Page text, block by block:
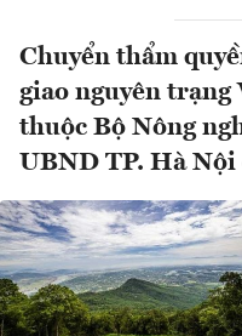
Chuyển thẩm
giao nguyên trạng
thuộc Bộ Nông
UBND TP. Hà Nội